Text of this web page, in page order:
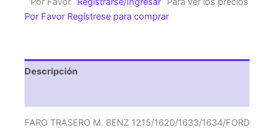
1215/1620/1633/1634/FORD
CARGO
cantidad
Por Favor Regístrese para comprar
Descripción
FARO TRASERO M. BENZ 1215/1620/1633/1634/FORD